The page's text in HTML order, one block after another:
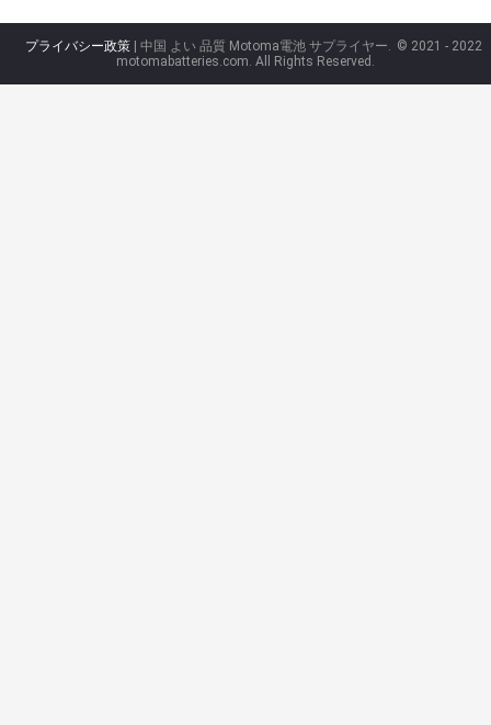
プライバシー政策 | 中国 よい 品質 Motoma電池 サプライヤー. © 2021 - 2022
motomabatteries.com. All Rights Reserved.